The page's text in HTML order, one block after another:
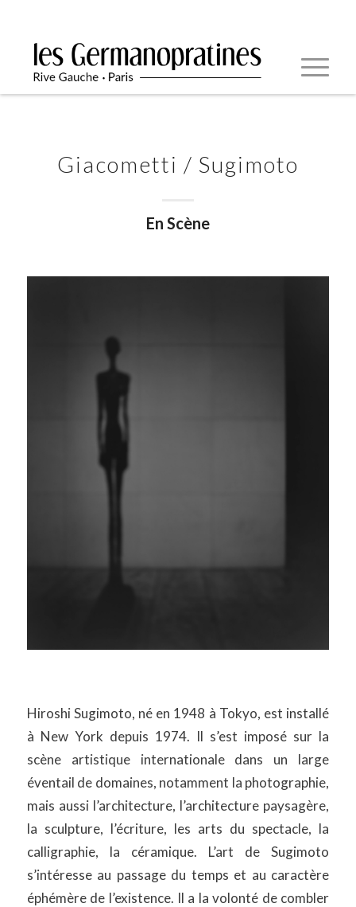
Giacometti / Sugimoto
En Scène
Hiroshi Sugimoto, né en 1948 à Tokyo, est installé
à New York depuis 1974. Il s’est imposé sur la
scène artistique internationale dans un large
éventail de domaines, notamment la photographie,
mais aussi l’architecture, l’architecture paysagère,
la sculpture, l’écriture, les arts du spectacle, la
calligraphie, la céramique. L’art de Sugimoto
s’intéresse au passage du temps et au caractère
éphémère de l’existence. Il a la volonté de combler